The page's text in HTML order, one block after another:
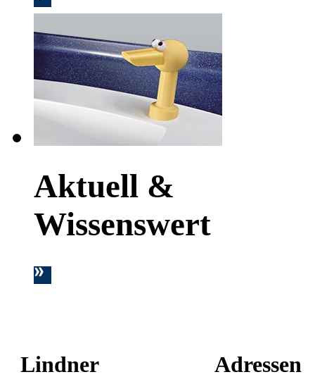
Aktuell &
Wissenswert
Lindner Adressen